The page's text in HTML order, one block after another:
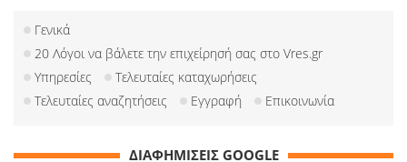
Γενικά
20 Λόγοι να βάλετε την επιχείρησή σας στο Vres.gr
Υπηρεσίες
Τελευταίες καταχωρήσεις
Τελευταίες αναζητήσεις
Εγγραφή Επικοινωνία
ΔΙΑΦΗΜΙΣΕΙΣ GOOGLE